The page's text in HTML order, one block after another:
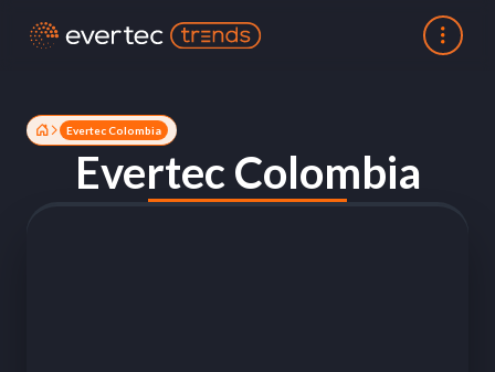
Evertec Colombia
Evertec Colombia